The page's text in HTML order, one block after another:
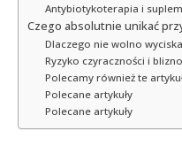
Antybiotykoterapia i
Czego absolutnie unikać
Dlaczego nie wolno
Ryzyko czyraczności i
Polecamy również te
Polecane artykuły
Polecane artykuły